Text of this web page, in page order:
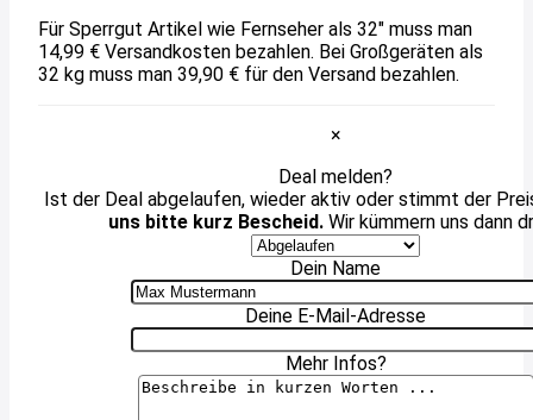
Für Sperrgut Artikel wie Fernseher als 32" muss man
14,99 € Versandkosten bezahlen. Bei Großgeräten als
32 kg muss man 39,90 € für den Versand bezahlen.
×
Deal melden?
Ist der Deal abgelaufen, wieder aktiv oder stimmt der
uns bitte kurz Bescheid. Wir kümmern uns dann
Dein Name
Deine E-Mail-Adresse
Mehr Infos?